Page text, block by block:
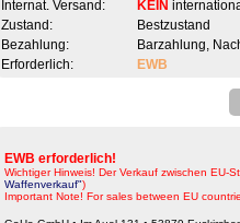
Internat. Versand:
KEIN
Zustand:
Bestzustand
Bezahlung:
Barzahlung,
Erforderlich:
EWB
EWB erforderlich!
Wichtiger Hinweis! Der Verkauf zwischen EU-
Waffenverkauf")
Important Note! For sales between EU